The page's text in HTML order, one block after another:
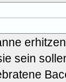
sein